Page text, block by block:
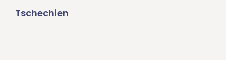
Tschechien